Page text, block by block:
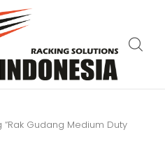
Gudang Medium Duty